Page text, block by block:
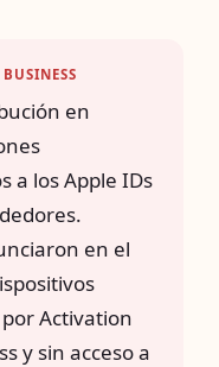
en
a los Apple IDs
en el
Activation
y sin acceso a